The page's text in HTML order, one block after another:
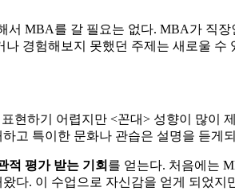
MBA를 갈 필요는 없다. MBA가 직
경험해보지 못했던 주제는 새로울
표현하기 어렵지만 <꼰대> 성향이 많이
고 특이한 문화나 관습은 설명을 듣
적 평가 받는 기회 를 얻는다. 처음에는
다. 이 수업으로 자신감을 얻게 되었지